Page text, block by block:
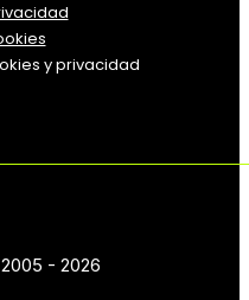
y privacidad
- 2026